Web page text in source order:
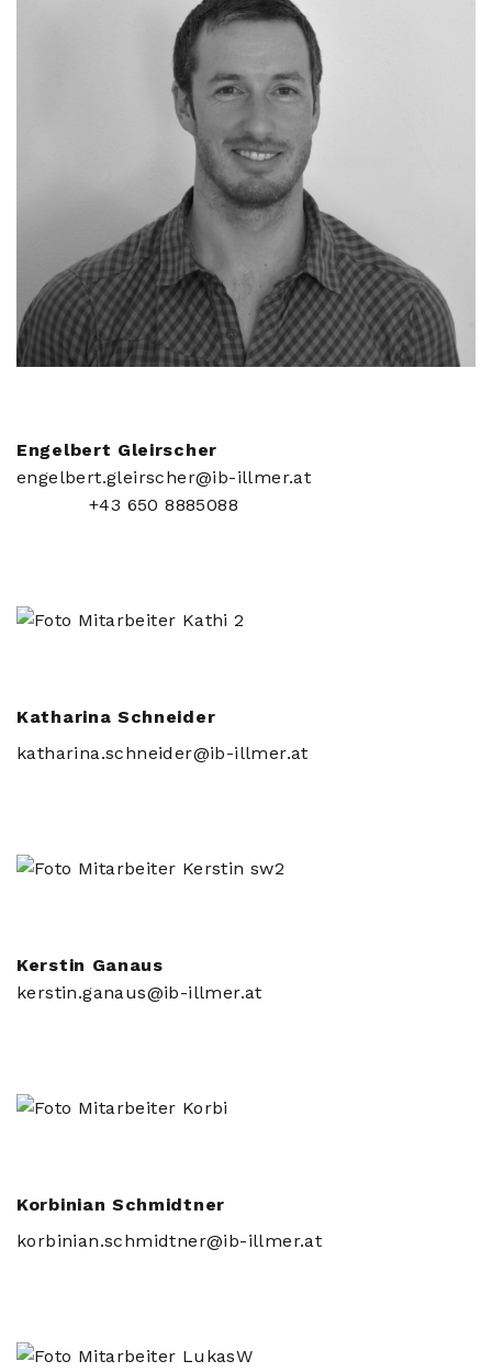
Engelbert Gleirscher
engelbert.gleirscher@ib-illmer.at
+43 650 8885088
Katharina Schneider
katharina.schneider@ib-illmer.at
Kerstin Ganaus
kerstin.ganaus@ib-illmer.at
Korbinian Schmidtner
korbinian.schmidtner@ib-illmer.at